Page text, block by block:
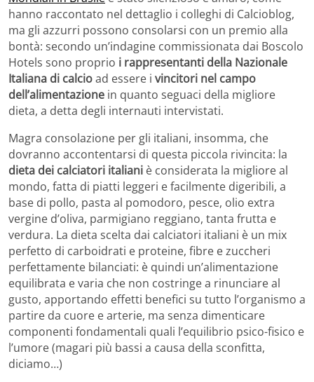
hanno raccontato nel dettaglio i colleghi di Calcioblog,
ma gli azzurri possono consolarsi con un premio alla
bontà: secondo un’indagine commissionata dai Boscolo
Hotels sono proprio i rappresentanti della Nazionale
Italiana di calcioad essere i vincitori nel campo
dell’alimentazione in quanto seguaci della migliore
dieta, a detta degli internauti intervistati.
Magra consolazione per gli italiani, insomma, che
dovranno accontentarsi di questa piccola rivincita: la
dieta dei calciatori italiani è considerata la migliore al
mondo, fatta di piatti leggeri e facilmente digeribili, a
base di pollo, pasta al pomodoro, pesce, olio extra
vergine d’oliva, parmigiano reggiano, tanta frutta e
verdura. La dieta scelta dai calciatori italiani è un mix
perfetto di carboidrati e proteine, fibre e zuccheri
perfettamente bilanciati: è quindi un’alimentazione
equilibrata e varia che non costringe a rinunciare al
gusto, apportando effetti benefici su tutto l’organismo a
partire da cuore e arterie, ma senza dimenticare
componenti fondamentali quali l’equilibrio psico-fisico e
l’umore (magari più bassi a causa della sconfitta,
diciamo…)